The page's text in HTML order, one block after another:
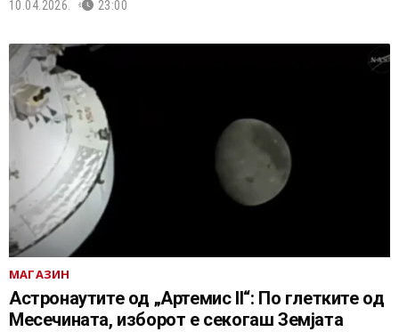
10.04.2026. 23:00
МАГАЗИН
Астронаутите од „Артемис II“: По глетките од
Месечината, изборот е секогаш Земјата